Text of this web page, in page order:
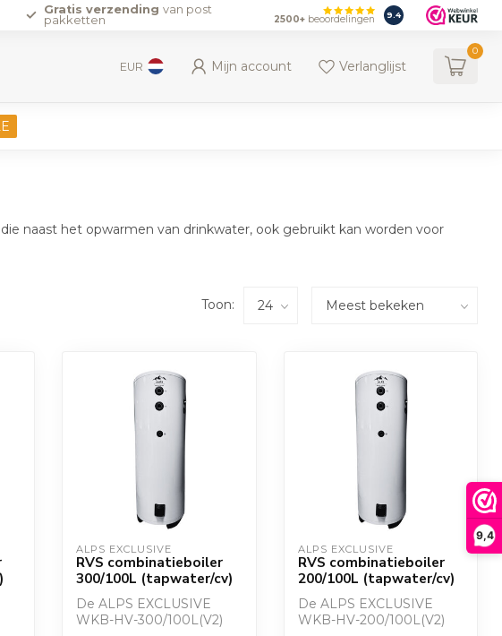
9,4
Gratis verzending van post
pakketten
2500+ beoordelingen 9.4
EUR Mijn account Verlanglijst
0
naast het opwarmen van drinkwater, ook gebruikt kan worden voor
Toon:
ALPS EXCLUSIVE
RVS combinatieboiler
300/100L (tapwater/cv)
De ALPS EXCLUSIVE
WKB-HV-300/100L(V2)
ALPS EXCLUSIVE
RVS combinatieboiler
200/100L (tapwater/cv)
De ALPS EXCLUSIVE
WKB-HV-200/100L(V2)